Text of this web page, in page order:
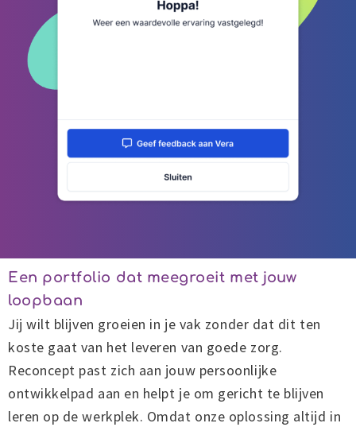
Een portfolio dat meegroeit met jouw
loopbaan
Jij wilt blijven groeien in je vak zonder dat dit ten
koste gaat van het leveren van goede zorg.
Reconcept past zich aan jouw persoonlijke
ontwikkelpad aan en helpt je om gericht te blijven
leren op de werkplek. Omdat onze oplossing altijd in